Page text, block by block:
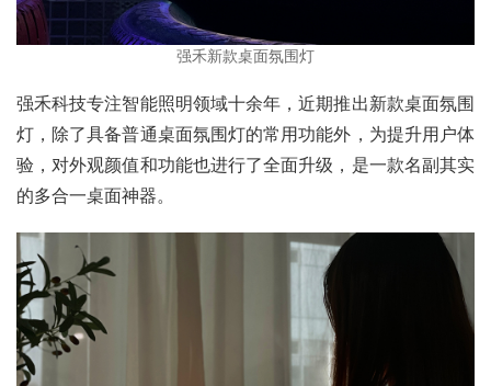
强禾新款桌面氛围灯
强禾科技专注智能照明领域十余年，近期推出新款桌面氛围
灯，除了具备普通桌面氛围灯的常用功能外，为提升用户体
验，对外观颜值和功能也进行了全面升级，是一款名副其实
的多合一桌面神器。